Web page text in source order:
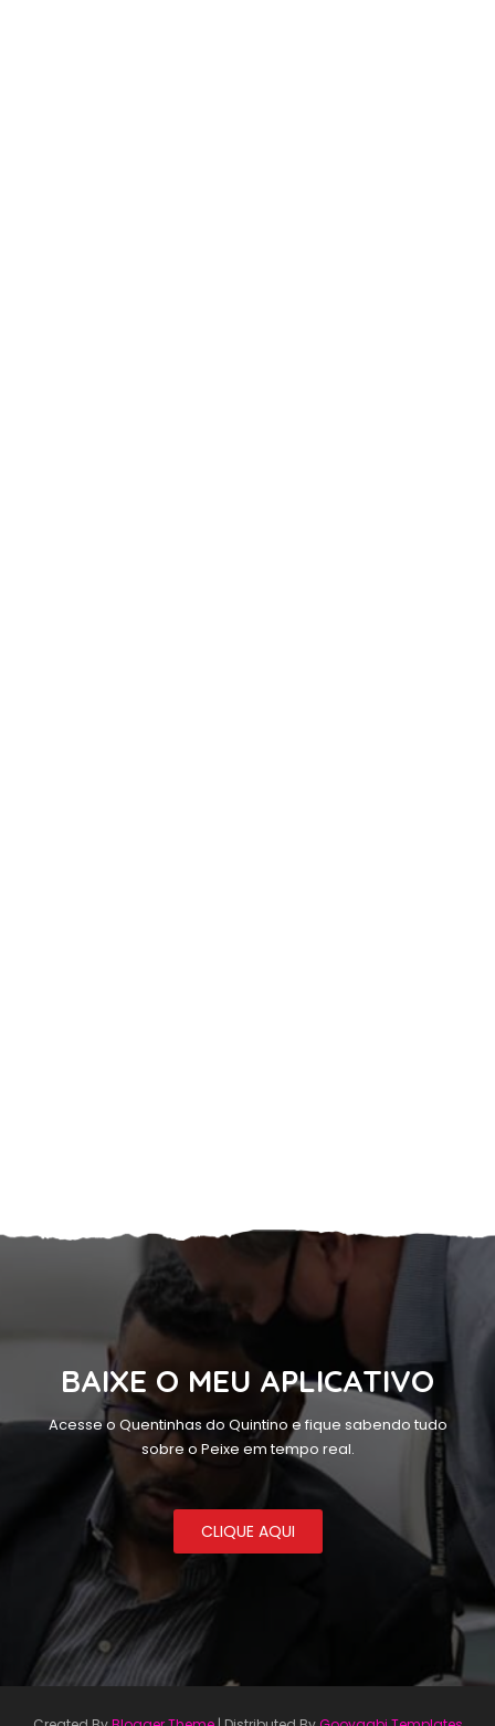
BAIXE O MEU APLICATIVO
Acesse o Quentinhas do Quintino e fique sabendo tudo
sobre o Peixe em tempo real.
CLIQUE AQUI